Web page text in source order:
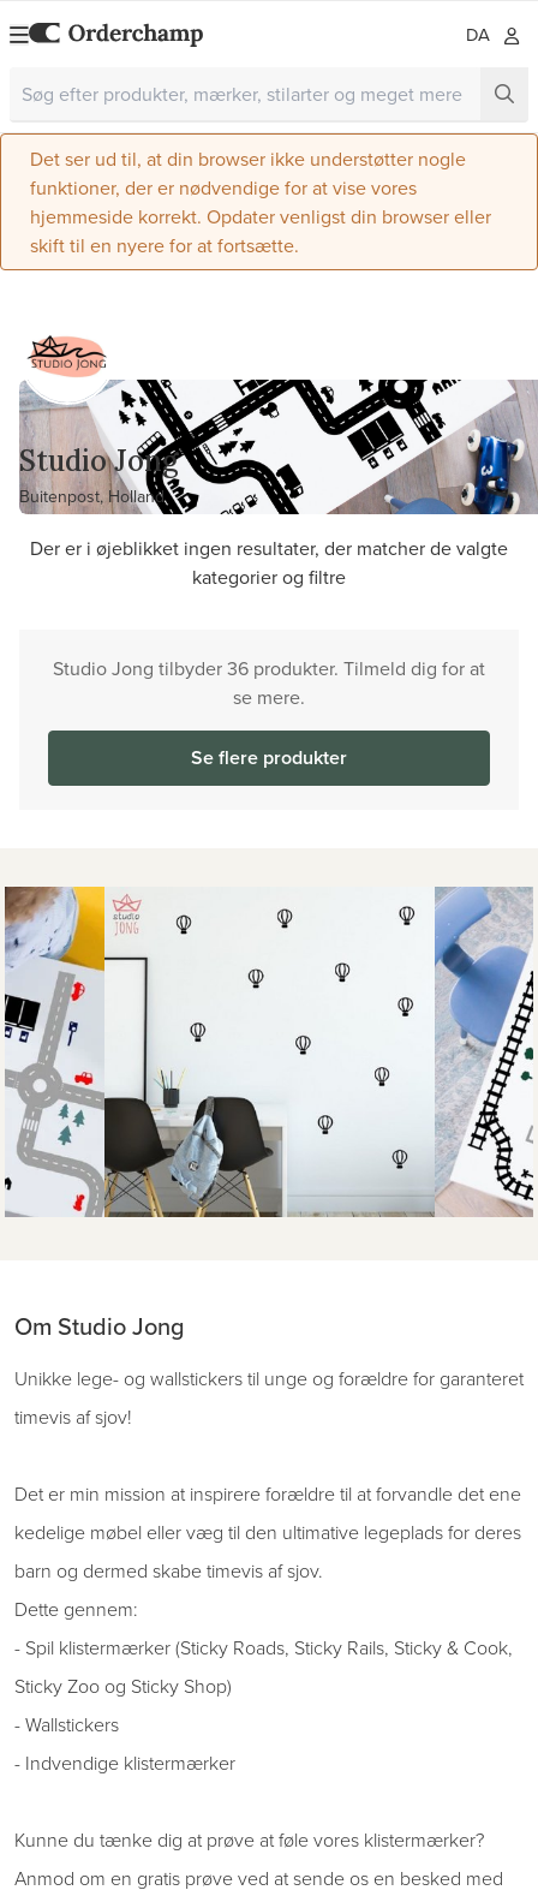
DA
Det ser ud til, at din browser ikke understøtter nogle
funktioner, der er nødvendige for at vise vores
hjemmeside korrekt. Opdater venligst din browser eller
skift til en nyere for at fortsætte.
Studio Jong
Buitenpost, Holland
Der er i øjeblikket ingen resultater, der matcher de valgte
kategorier og filtre
Studio Jong tilbyder 36 produkter. Tilmeld dig for at
se mere.
Se flere produkter
Om Studio Jong
Unikke lege- og wallstickers til unge og forældre for garanteret
timevis af sjov!
Det er min mission at inspirere forældre til at forvandle det ene
kedelige møbel eller væg til den ultimative legeplads for deres
barn og dermed skabe timevis af sjov.
Dette gennem:
- Spil klistermærker (Sticky Roads, Sticky Rails, Sticky & Cook,
Sticky Zoo og Sticky Shop)
- Wallstickers
- Indvendige klistermærker
Kunne du tænke dig at prøve at føle vores klistermærker?
Anmod om en gratis prøve ved at sende os en besked med